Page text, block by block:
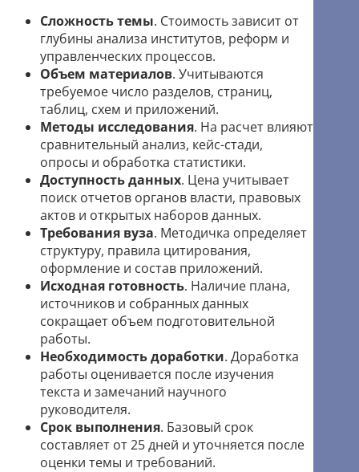
Сложность темы. Стоимость зависит от
глубины анализа институтов, реформ и
управленческих процессов.
Объем материалов. Учитываются
требуемое число разделов, страниц,
таблиц, схем и приложений.
Методы исследования. На расчет влияют
сравнительный анализ, кейс-стади,
опросы и обработка статистики.
Доступность данных. Цена учитывает
поиск отчетов органов власти, правовых
актов и открытых наборов данных.
Требования вуза. Методичка определяет
структуру, правила цитирования,
оформление и состав приложений.
Исходная готовность. Наличие плана,
источников и собранных данных
сокращает объем подготовительной
работы.
Необходимость доработки. Доработка
работы оценивается после изучения
текста и замечаний научного
руководителя.
Срок выполнения. Базовый срок
составляет от 25 дней и уточняется после
оценки темы и требований.